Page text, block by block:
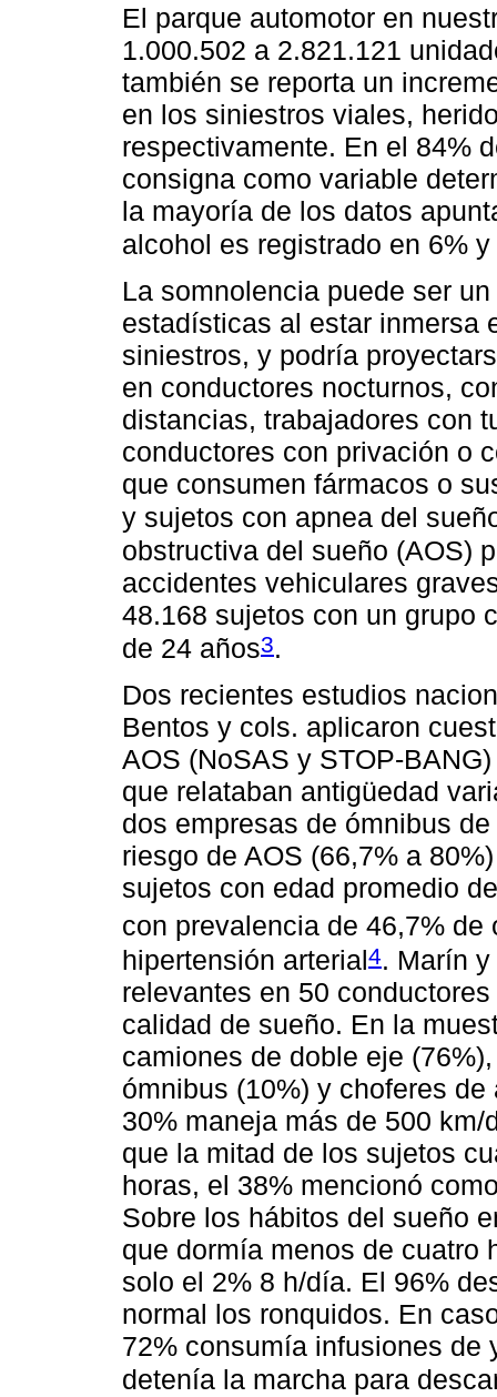
El parque automotor en
1.000.502 a 2.821.121
también se reporta un
en los siniestros viales,
respectivamente. En el 84%
consigna como variable
la mayoría de los datos
alcohol es registrado en 6%
La somnolencia puede ser
estadísticas al estar inmersa
siniestros, y podría
en conductores nocturnos,
distancias, trabajadores con
conductores con privación o
que consumen fármacos o
y sujetos con apnea del
obstructiva del sueño (AOS)
accidentes vehiculares
48.168 sujetos con un grupo
de 24 años3.
Dos recientes estudios
Bentos y cols. aplicaron
AOS (NoSAS y STOP-
que relataban antigüedad
dos empresas de ómnibus
riesgo de AOS (66,7% a
sujetos con edad promedio
con prevalencia de 46,7% de
hipertensión arterial4. Marín
relevantes en 50
calidad de sueño. En la
camiones de doble eje
ómnibus (10%) y choferes
30% maneja más de 500
que la mitad de los sujetos
horas, el 38% mencionó
Sobre los hábitos del sueño
que dormía menos de cuatro
solo el 2% 8 h/día. El 96%
normal los ronquidos. En
72% consumía infusiones de
detenía la marcha para